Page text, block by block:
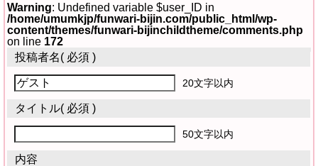
Warning : Undefined variable $user_ID in
/home/umumkjp/funwari-bijin.com/public_html/wp-
content/themes/funwari-bijinchildtheme/comments.php
on line 172
投稿者名( 必須 )
20文字以内
タイトル( 必須 )
50文字以内
内容